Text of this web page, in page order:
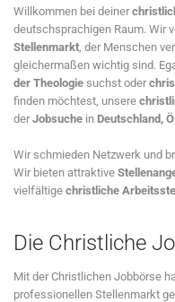
Willkommen bei deiner
deutschsprachigen Raum. Wir
Stellenmarkt , der Menschen
gleichermaßen wichtig sind.
der Theologie suchst oder
finden möchtest, unsere
derJobsuche in Deutschland,
Wir schmieden Netzwerk und
Wir bieten attraktive
vielfältige christliche
Die Christliche
Mit der Christlichen Jobbörse
professionellen Stellenmarkt